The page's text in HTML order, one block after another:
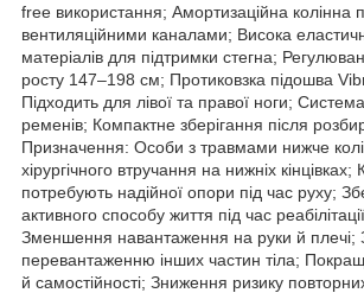
free використання; Амортизаційна колінна
вентиляційними каналами; Висока
матеріалів для підтримки стегна;
росту 147–198 см; Протиковзка підошва
Підходить для лівої та правої ноги;
ременів; Компактне зберігання після
Призначення: Особи з травмами нижче
хірургічного втручання на нижніх кінцівках;
потребують надійної опори під час руху;
активного способу життя під час
Зменшення навантаження на руки й плечі;
перевантаженню інших частин тіла;
й самостійності; Зниження ризику